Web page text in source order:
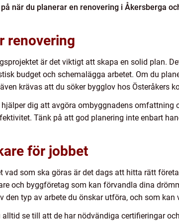
när du planerar en renovering i Åkersberga
renovering
är det viktigt att skapa en solid plan.
budget och schemalägga arbetet. Om du
krävas att du söker bygglov hos Österåkers
dig att avgöra ombyggnadens
Tänk på att god planering inte enbart
för jobbet
vad som ska göras är det dags att hitta rätt
och byggföretag som kan förvandla dina
den typ av arbete du önskar utföra, och som
se till att de har nödvändiga certifieringar